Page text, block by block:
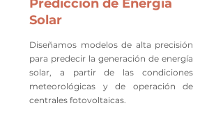
Predicción de Energía
Solar
Diseñamos modelos de alta precisión
para predecir la generación de energía
solar, a partir de las condiciones
meteorológicas y de operación de
centrales fotovoltaicas.